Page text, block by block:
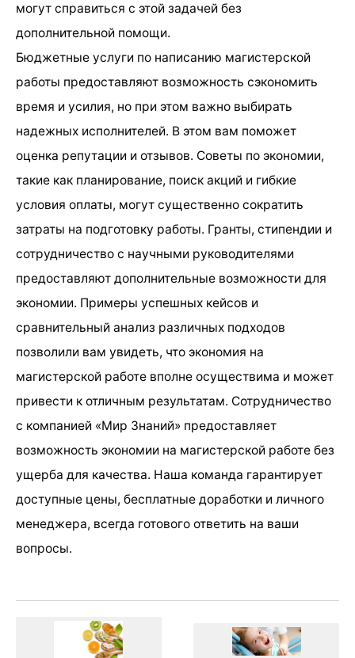
могут справиться с этой задачей без
дополнительной помощи.
Бюджетные услуги по написанию магистерской
работы предоставляют возможность сэкономить
время и усилия, но при этом важно выбирать
надежных исполнителей. В этом вам поможет
оценка репутации и отзывов. Советы по экономии,
такие как планирование, поиск акций и гибкие
условия оплаты, могут существенно сократить
затраты на подготовку работы. Гранты, стипендии и
сотрудничество с научными руководителями
предоставляют дополнительные возможности для
экономии. Примеры успешных кейсов и
сравнительный анализ различных подходов
позволили вам увидеть, что экономия на
магистерской работе вполне осуществима и может
привести к отличным результатам. Сотрудничество
с компанией «Мир Знаний» предоставляет
возможность экономии на магистерской работе без
ущерба для качества. Наша команда гарантирует
доступные цены, бесплатные доработки и личного
менеджера, всегда готового ответить на ваши
вопросы.